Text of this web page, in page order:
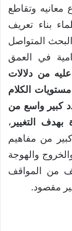
معانيه وتقاطع
بناء تعريف
المتواصل
في العمق
من دلالات
الكلام
كبير واسع من
التغيير ،
من مفاهيم
والهوجة
من المواقف
مقصود.